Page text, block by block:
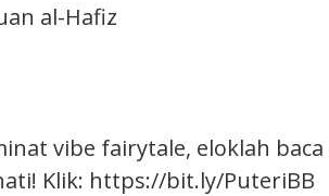
al-Hafiz
vibe fairytale, eloklah baca
Klik: https://bit.ly/PuteriBB